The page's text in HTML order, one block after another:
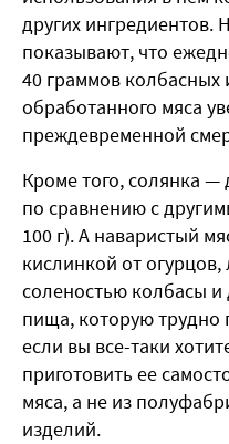
других ингредиентов.
показывают, что
40 граммов колбасных
обработанного мяса
преждевременной
Кроме того, солянка
по сравнению с
100 г). А наваристый
кислинкой от
соленостью колбасы и
пища, которую трудно
если вы все-таки
приготовить ее
мяса, а не из
изделий.